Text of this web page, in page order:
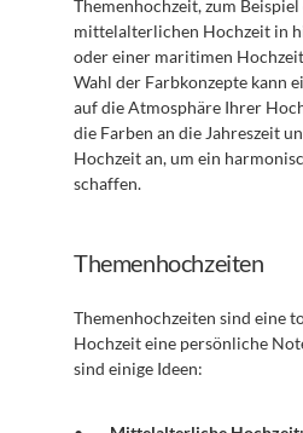
Themenhochzeit, zum
mittelalterlichen Hochzeit in
oder einer maritimen
Wahl der Farbkonzepte kann
auf die Atmosphäre Ihrer
die Farben an die Jahreszeit
Hochzeit an, um ein
schaffen.
Themenhochzeiten
Themenhochzeiten sind eine
Hochzeit eine persönliche
sind einige Ideen: